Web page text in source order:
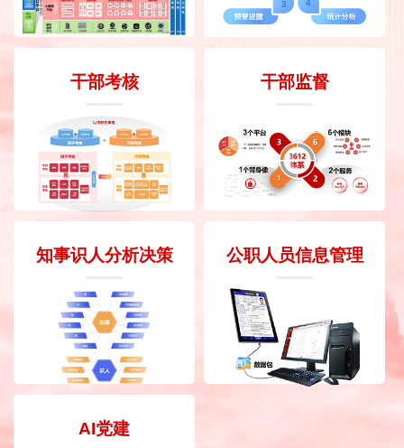
干部考核 干部监督
知事识人分析决策 公职人员信息管理
AI党建